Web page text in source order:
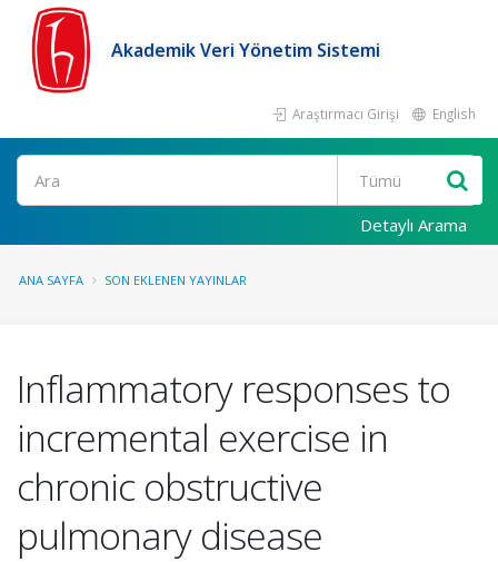
Akademik Veri Yönetim Sistemi
Araştırmacı Girişi English
Ara
Detaylı Arama
ANA SAYFA SON EKLENEN YAYINLAR
Inflammatory responses to
incremental exercise in
chronic obstructive
pulmonary disease